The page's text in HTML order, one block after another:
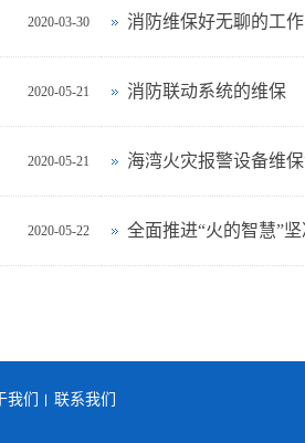
2020-03-30 消防维保好无聊的工
2020-05-21 消防联动系统的维保
2020-05-21 海湾火灾报警设备维
2020-05-22 全面推进“火的智慧”
我们
联系我们